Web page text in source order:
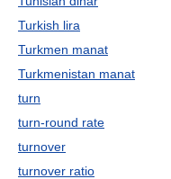
Turkish lira
Turkmen manat
Turkmenistan manat
turn
turn-round rate
turnover
turnover ratio